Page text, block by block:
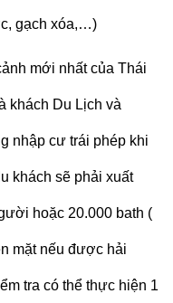
gạch xóa,…)
mới nhất của Thái
khách Du Lịch và
nhập cư trái phép khi
khách sẽ phải xuất
hoặc 20.000 bath (
mặt nếu được hải
tra có thể thực hiện 1